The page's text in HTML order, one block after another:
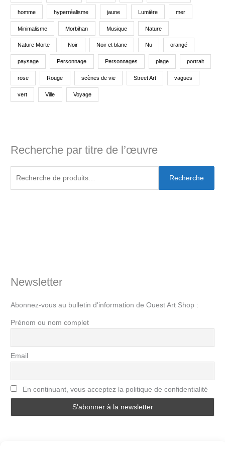
homme hyperréalisme jaune Lumière mer
Minimalisme Morbihan Musique Nature
Nature Morte Noir Noir et blanc Nu orangé
paysage Personnage Personnages plage portrait
rose Rouge scènes de vie Street Art vagues
vert Ville Voyage
Recherche par titre de l’œuvre
Recherche
Newsletter
Abonnez-vous au bulletin d'information de Ouest Art Shop :
Prénom ou nom complet
Email
En continuant, vous acceptez la politique de confidentialité